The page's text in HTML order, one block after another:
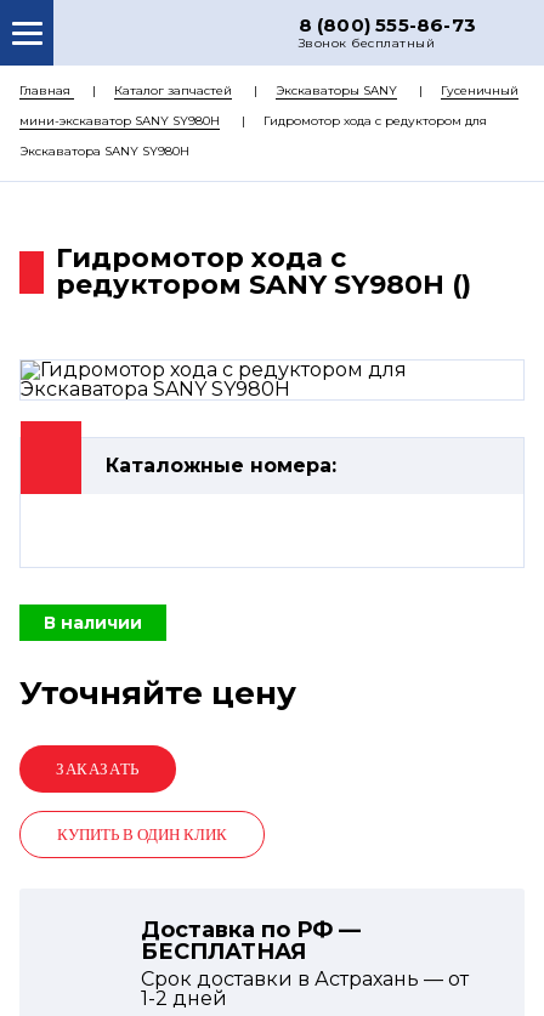
8 (800) 555-86-73
Звонок бесплатный
О НАС
КАТАЛОГ ЗАПЧАСТЕЙ
РЕМОНТ
ЦЕНЫ
Главная Каталог запчастей Экскаваторы SANY
Гусеничный
мини-экскаватор SANY SY980H
Гидромотор хода с редуктором для
Экскаватора SANY SY980H
Гидромотор хода с
редуктором SANY SY980H ()
Каталожные номера:
В наличии
Уточняйте цену
КУПИТЬ В ОДИН КЛИК
Доставка по РФ —
БЕСПЛАТНАЯ
Срок доставки в Астрахань — от
1-2 дней